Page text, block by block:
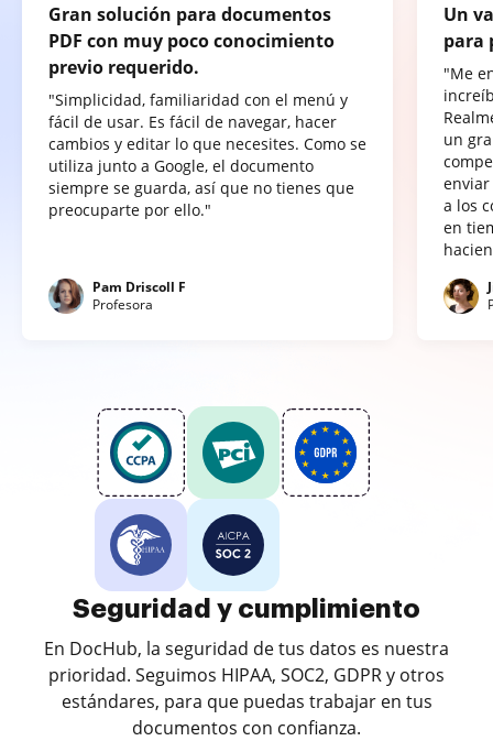
Gran solución para documentos
PDF con muy poco conocimiento
previo requerido.
"Simplicidad, familiaridad con el menú y
fácil de usar. Es fácil de navegar, hacer
cambios y editar lo que necesites. Como se
utiliza junto a Google, el documento
siempre se guarda, así que no tienes que
preocuparte por ello."
Pam Driscoll F
Profesora
Un
para
"Me
un
a los
en
Seguridad y cumplimiento
En DocHub, la seguridad de tus datos es nuestra
prioridad. Seguimos HIPAA, SOC2, GDPR y otros
estándares, para que puedas trabajar en tus
documentos con confianza.